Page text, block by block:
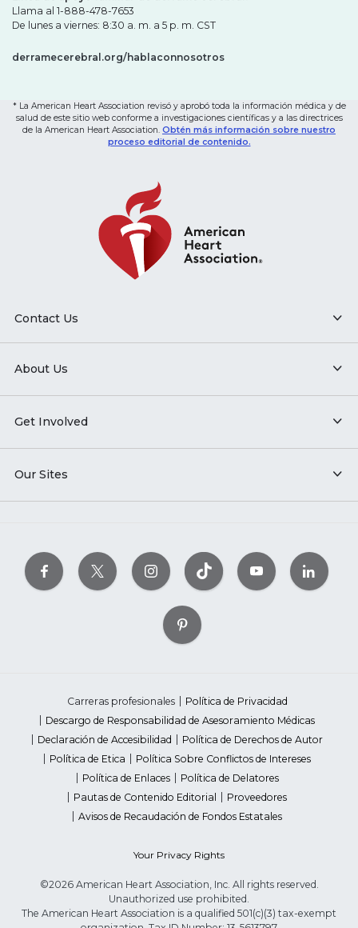
Llama al 1-888-478-7653
De lunes a viernes: 8:30 a. m. a 5 p. m. CST
derramecerebral.org/hablaconnosotros
* La American Heart Association revisó y aprobó toda la información médica y de
salud de este sitio web conforme a investigaciones científicas y a las directrices
de la American Heart Association. Obtén más información sobre nuestro
proceso editorial de contenido.
Contact Us
About Us
Get Involved
Our Sites
Carreras profesionales
Política de Privacidad
Descargo de Responsabilidad de Asesoramiento Médicas
Declaración de Accesibilidad
Política de Derechos de Autor
Política de Etica
Política Sobre Conflictos de Intereses
Política de Enlaces
Política de Delatores
Pautas de Contenido Editorial
Proveedores
Avisos de Recaudación de Fondos Estatales
Your Privacy Rights
©2026 American Heart Association, Inc. All rights reserved.
Unauthorized use prohibited.
The American Heart Association is a qualified 501(c)(3) tax-exempt